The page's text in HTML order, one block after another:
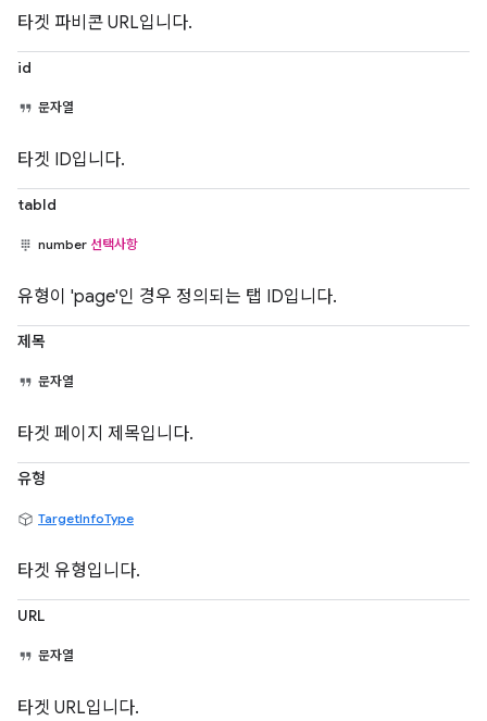
타겟 파비콘 URL입니다.
id
문자열
타겟 ID입니다.
tabId
number 선택사항
유형이 'page'인 경우 정의되는 탭 ID입니다.
제목
문자열
타겟 페이지 제목입니다.
유형
TargetInfoType
타겟 유형입니다.
URL
문자열
타겟 URL입니다.